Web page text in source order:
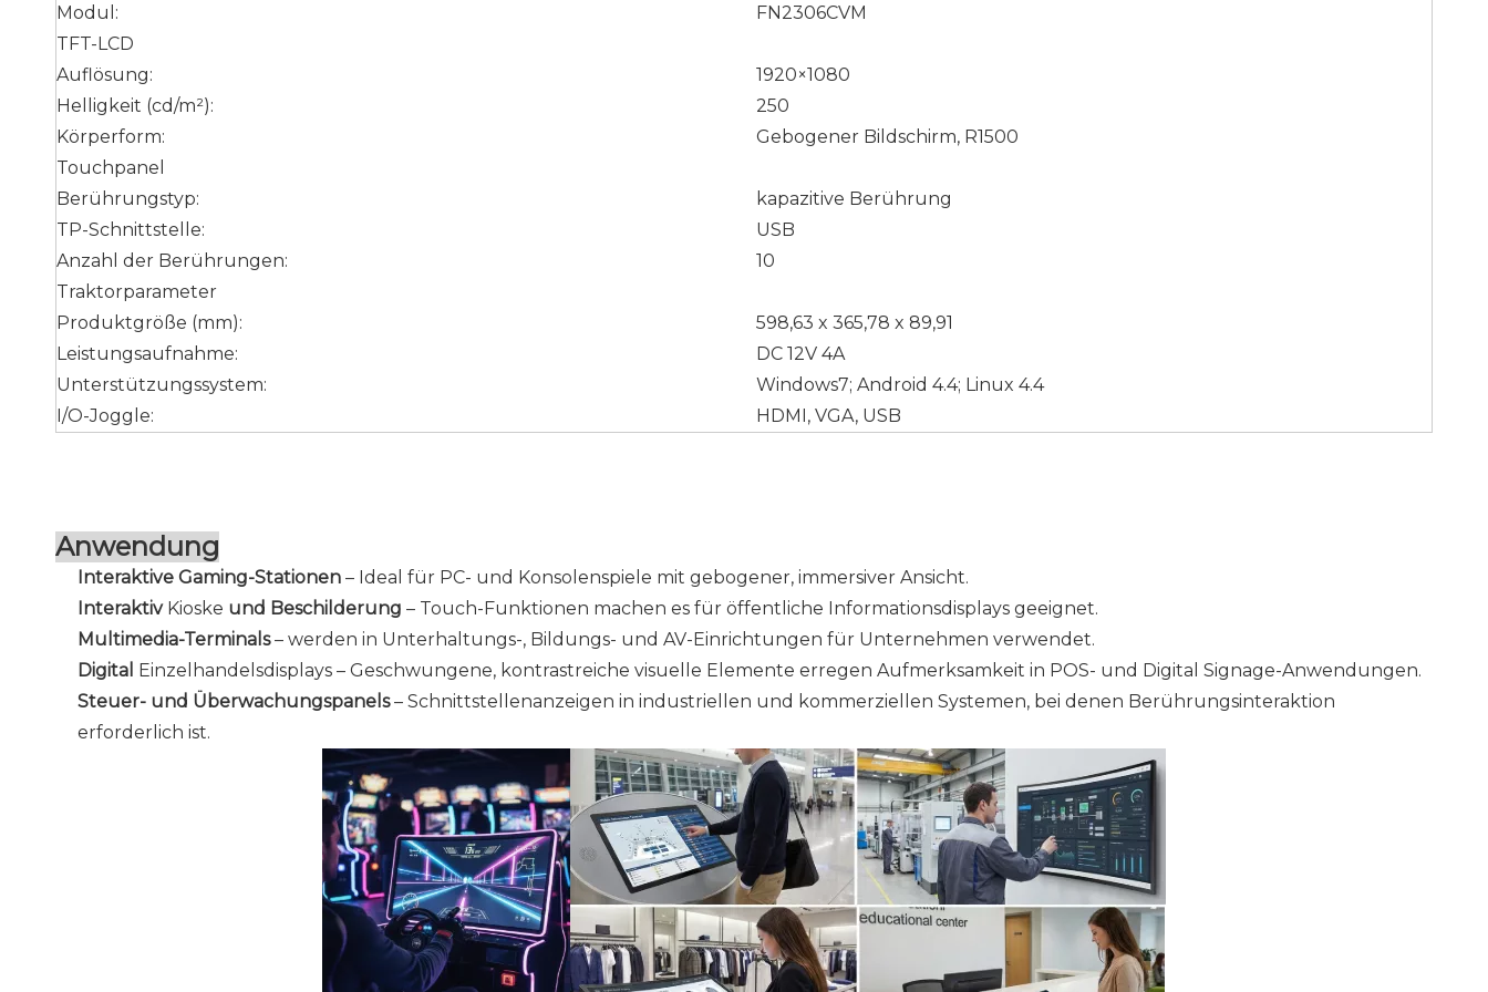
Modul:
FN2306CVM
TFT-LCD
Auflösung:
1920×1080
Helligkeit (cd/m²):
250
Körperform:
Gebogener Bildschirm, R1500
Touchpanel
Berührungstyp:
kapazitive Berührung
TP-Schnittstelle:
USB
Anzahl der Berührungen:
10
Traktorparameter
Produktgröße (mm):
598,63 x 365,78 x 89,91
Leistungsaufnahme:
DC 12V 4A
Unterstützungssystem:
Windows7; Android 4.4; Linux 4.4
I/O-Joggle:
HDMI, VGA, USB
Anwendung
Interaktive Gaming-Stationen – Ideal für PC- und Konsolenspiele mit gebogener, immersiver Ansicht.
Interaktiv Kioske und Beschilderung – Touch-Funktionen machen es für öffentliche Informationsdisplays geeignet.
Multimedia-Terminals– werden in Unterhaltungs-, Bildungs- und AV-Einrichtungen für Unternehmen verwendet.
Digital Einzelhandelsdisplays – Geschwungene, kontrastreiche visuelle Elemente erregen Aufmerksamkeit in POS- und Digital Signage-Anwendungen.
Steuer- und Überwachungspanels– Schnittstellenanzeigen in industriellen und kommerziellen Systemen, bei denen Berührungsinteraktion
erforderlich ist.